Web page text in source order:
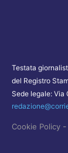
Testata
del Registro
Sede legale:
Cookie Policy -